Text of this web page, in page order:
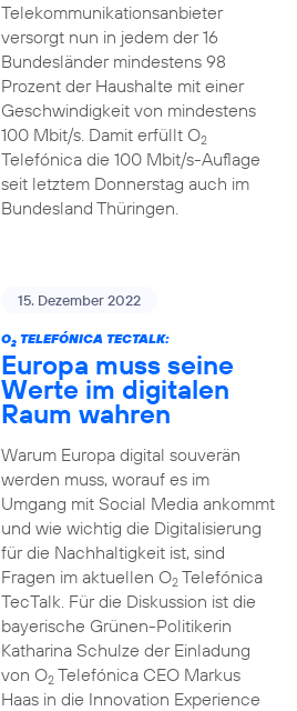
Telekommunikationsanbieter
versorgt nun in jedem der 16
Bundesländer mindestens 98
Prozent der Haushalte mit einer
Geschwindigkeit von mindestens
100 Mbit/s. Damit erfüllt O2
Telefónica die 100 Mbit/s-Auflage
seit letztem Donnerstag auch im
Bundesland Thüringen.
15. Dezember 2022
O2TELEFÓNICA TECTALK:
Europa muss seine
Werte im digitalen
Raum wahren
Warum Europa digital souverän
werden muss, worauf es im
Umgang mit Social Media ankommt
und wie wichtig die Digitalisierung
für die Nachhaltigkeit ist, sind
Fragen im aktuellen O2Telefónica
TecTalk. Für die Diskussion ist die
bayerische Grünen-Politikerin
Katharina Schulze der Einladung
von O2Telefónica CEO Markus
Haas in die Innovation Experience